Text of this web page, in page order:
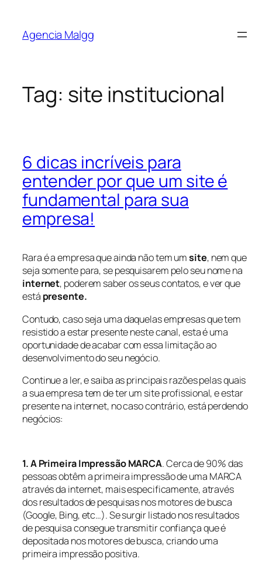
Agencia Malgg
Tag: site institucional
6 dicas incríveis para
entender por que um site é
fundamental para sua
empresa!
Rara é a empresa que ainda não tem umsite, nem que
seja somente para, se pesquisarem pelo seu nome na
internet, poderem saber os seus contatos, e ver que
está presente.
Contudo, caso seja uma daquelas empresas que tem
resistido a estar presente neste canal, esta é uma
oportunidade de acabar com essa limitação ao
desenvolvimento do seu negócio.
Continue a ler, e saiba as principais razões pelas quais
a sua empresa tem de ter um site profissional, e estar
presente na internet, no caso contrário, está perdendo
negócios:
1. A Primeira Impressão MARCA. Cerca de 90% das
pessoas obtêm a primeira impressão de uma MARCA
através da internet, mais especificamente, através
dos resultados de pesquisas nos motores de busca
(Google, Bing, etc…). Se surgir listado nos resultados
de pesquisa consegue transmitir confiança que é
depositada nos motores de busca, criando uma
primeira impressão positiva.